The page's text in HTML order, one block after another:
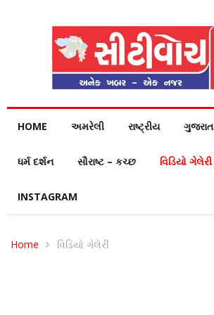
HOME અમરેલી રાષ્ટ્રીય ગુજરાત
ધર્મ દર્શન સૌરાષ્ટ – કચ્છ વિડિયો ગેલેરી
INSTAGRAM
Home વિડિયો ગેલેરી